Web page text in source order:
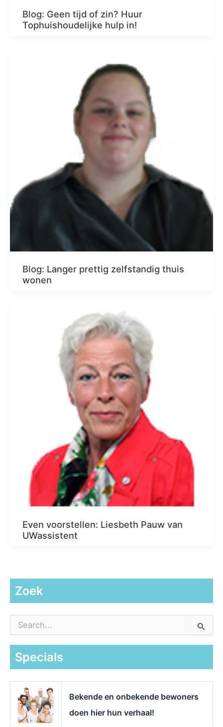
Blog: Geen tijd of zin? Huur
Tophuishoudelijke hulp in!
Blog: Langer prettig zelfstandig thuis
wonen
Even voorstellen: Liesbeth Pauw van
UWassistent
Zoek
a
Specials
Bekende en onbekende bewoners
doen hier hun verhaal!